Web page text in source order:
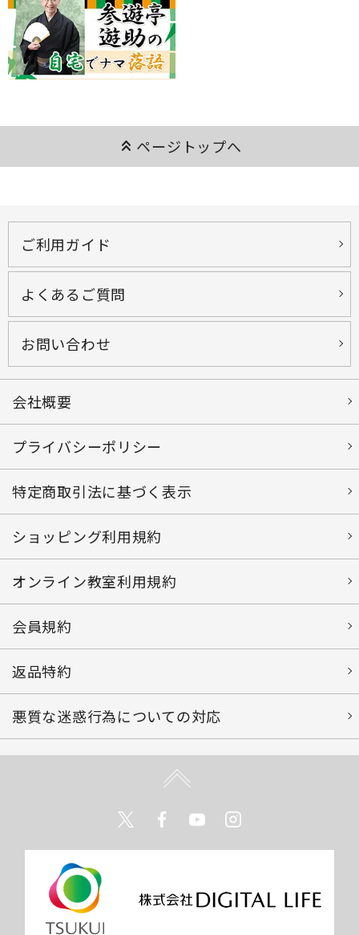
keyboard_double_arrow_up ページトップへ
ご利用ガイド
よくあるご質問
お問い合わせ
会社概要
プライバシーポリシー
特定商取引法に基づく表示
ショッピング利用規約
オンライン教室利用規約
会員規約
返品特約
悪質な迷惑行為についての対応
TwitterFacebookYoutube